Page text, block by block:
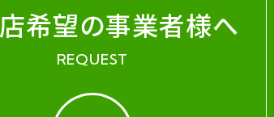
希望の事業者様へ
REQUEST